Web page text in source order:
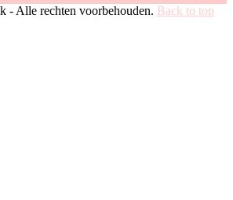
- Alle rechten voorbehouden. Back to top